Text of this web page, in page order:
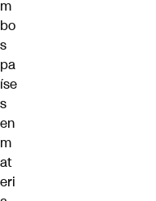
m
bo
s
pa
íse
s
en
m
at
eri